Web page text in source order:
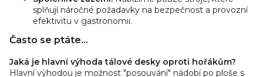
splňují náročné požadavky na bezpečnost a provozní
efektivitu v gastronomii.
Často se ptáte...
Jaká je hlavní výhoda tálové desky oproti hořákům?
Hlavní výhodou je možnost "posouvání" nádobí po ploše s